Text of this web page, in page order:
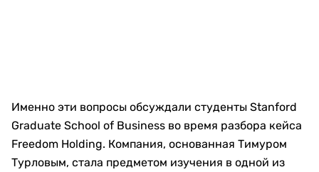
Именно эти вопросы обсуждали студенты Stanford
Graduate School of Business во время разбора кейса
Freedom Holding. Компания, основанная Тимуром
Турловым, стала предметом изучения в одной из